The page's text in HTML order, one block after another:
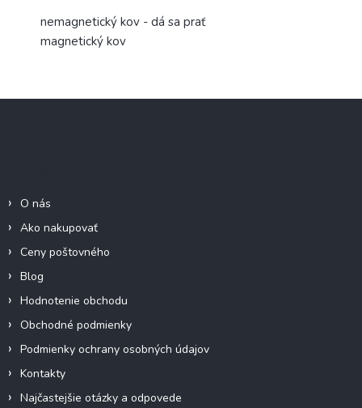
nemagnetický kov - dá sa prať
magnetický kov
O nás
Ako nakupovať
Ceny poštovného
Blog
Hodnotenie obchodu
Obchodné podmienky
Podmienky ochrany osobných údajov
Kontakty
Najčastejšie otázky a odpovede